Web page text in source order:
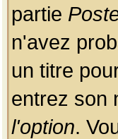
partie
n'avez
un titre
entrez son
l'option.